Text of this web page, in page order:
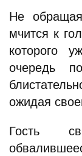
Не
мчится к
которого
очередь
ожидая
Гость